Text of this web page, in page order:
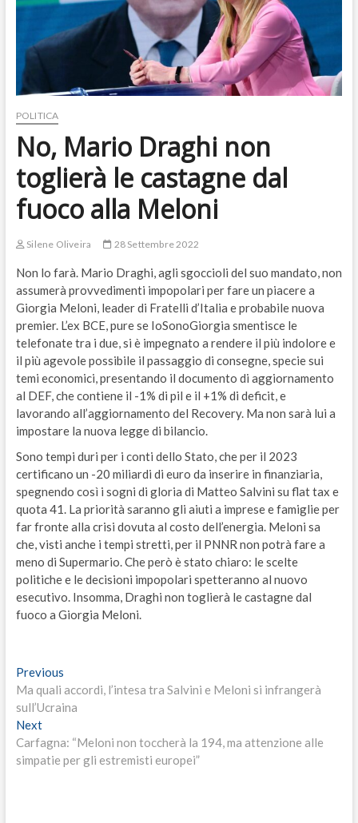
POLITICA
No, Mario Draghi non
toglierà le castagne dal
fuoco alla Meloni
Silene Oliveira 28 Settembre 2022
Non lo farà. Mario Draghi, agli sgoccioli del suo mandato, non
assumerà provvedimenti impopolari per fare un piacere a
Giorgia Meloni, leader di Fratelli d’Italia e probabile nuova
premier. L’ex BCE, pure se IoSonoGiorgia smentisce le
telefonate tra i due, si è impegnato a rendere il più indolore e
il più agevole possibile il passaggio di consegne, specie sui
temi economici, presentando il documento di aggiornamento
al DEF, che contiene il -1% di pil e il +1% di deficit, e
lavorando all’aggiornamento del Recovery. Ma non sarà lui a
impostare la nuova legge di bilancio.
Sono tempi duri per i conti dello Stato, che per il 2023
certificano un -20 miliardi di euro da inserire in finanziaria,
spegnendo così i sogni di gloria di Matteo Salvini su flat tax e
quota 41. La priorità saranno gli aiuti a imprese e famiglie per
far fronte alla crisi dovuta al costo dell’energia. Meloni sa
che, visti anche i tempi stretti, per il PNNR non potrà fare a
meno di Supermario. Che però è stato chiaro: le scelte
politiche e le decisioni impopolari spetteranno al nuovo
esecutivo. Insomma, Draghi non toglierà le castagne dal
fuoco a Giorgia Meloni.
Navigazione
articoli
PreviousPrevious
post:
Ma quali accordi, l’intesa tra Salvini e Meloni si infrangerà
sull’Ucraina
NextNext
post:
Carfagna: “Meloni non toccherà la 194, ma attenzione alle
simpatie per gli estremisti europei”